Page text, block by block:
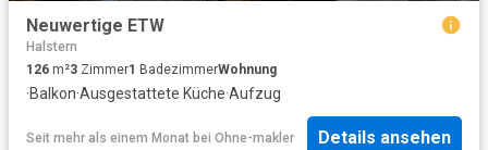
Neuwertige ETW
Halstern
126 m²3 Zimmer1 BadezimmerWohnung
·Balkon·Ausgestattete Küche·Aufzug
Seit mehr als einem Monat bei Ohne-makler Details ansehen